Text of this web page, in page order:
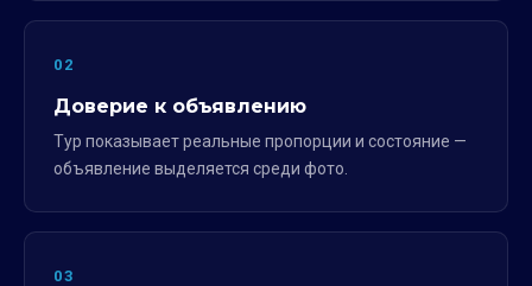
02
Доверие к объявлению
Тур показывает реальные пропорции и состояние —
объявление выделяется среди фото.
03